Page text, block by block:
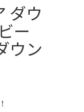
ダウ
ー
ウン